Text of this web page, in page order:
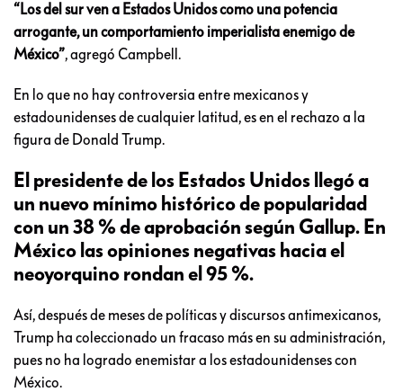
“Los del sur ven a Estados Unidos como una potencia
arrogante, un comportamiento imperialista enemigo de
México”, agregó Campbell.
En lo que no hay controversia entre mexicanos y
estadounidenses de cualquier latitud, es en el rechazo a la
figura de Donald Trump.
El presidente de los Estados Unidos llegó a
un nuevo mínimo histórico de popularidad
con un 38 % de aprobación según Gallup. En
México las opiniones negativas hacia el
neoyorquino rondan el 95 %.
Así, después de meses de políticas y discursos antimexicanos,
Trump ha coleccionado un fracaso más en su administración,
pues no ha logrado enemistar a los estadounidenses con
México.